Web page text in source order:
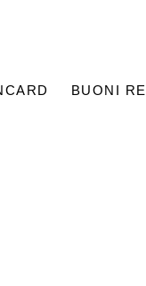
BUONI